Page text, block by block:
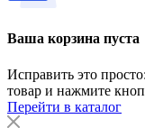
Ваша корзина пуста
Исправить это
товар и нажмите
Перейти в каталог